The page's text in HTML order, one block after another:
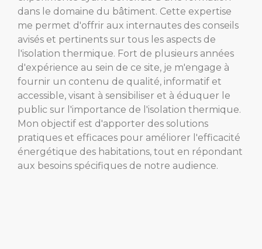
dans le domaine du bâtiment. Cette expertise
me permet d'offrir aux internautes des conseils
avisés et pertinents sur tous les aspects de
l'isolation thermique. Fort de plusieurs années
d'expérience au sein de ce site, je m'engage à
fournir un contenu de qualité, informatif et
accessible, visant à sensibiliser et à éduquer le
public sur l'importance de l'isolation thermique.
Mon objectif est d'apporter des solutions
pratiques et efficaces pour améliorer l'efficacité
énergétique des habitations, tout en répondant
aux besoins spécifiques de notre audience.